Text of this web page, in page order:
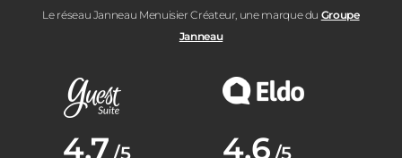
Le réseau Janneau Menuisier Créateur, une marque du Groupe
Janneau
Note moyenne :
4.7 /5
Note moyenne :
4.6 /5